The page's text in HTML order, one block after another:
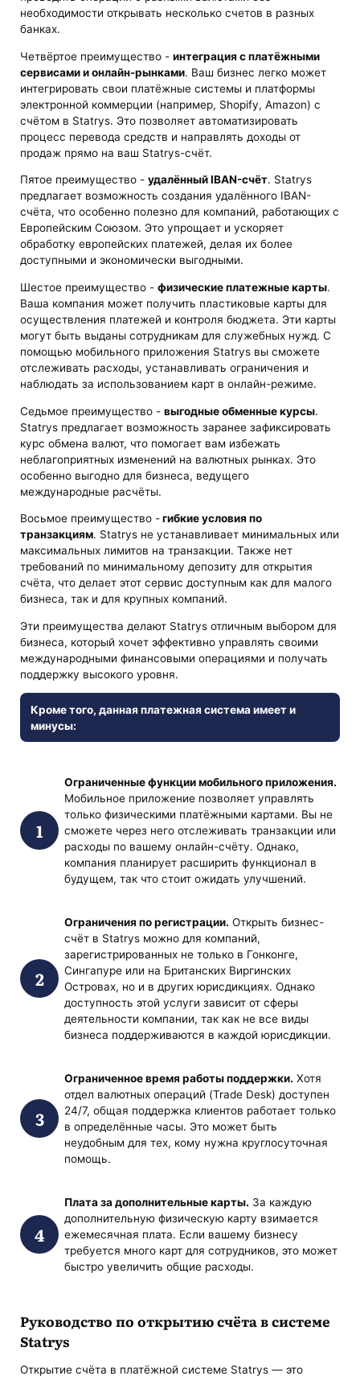
необходимости открывать несколько счетов в разных
банках.
Четвёртое преимущество -интеграция с платёжными
сервисами и онлайн-рынками. Ваш бизнес легко может
интегрировать свои платёжные системы и платформы
электронной коммерции (например, Shopify, Amazon) с
счётом в Statrys. Это позволяет автоматизировать
процесс перевода средств и направлять доходы от
продаж прямо на ваш Statrys-счёт.
Пятое преимущество -удалённый IBAN-счёт. Statrys
предлагает возможность создания удалённого IBAN-
счёта, что особенно полезно для компаний, работающих с
Европейским Союзом. Это упрощает и ускоряет
обработку европейских платежей, делая их более
доступными и экономически выгодными.
Шестое преимущество -физические платежные карты.
Ваша компания может получить пластиковые карты для
осуществления платежей и контроля бюджета. Эти карты
могут быть выданы сотрудникам для служебных нужд. С
помощью мобильного приложения Statrys вы сможете
отслеживать расходы, устанавливать ограничения и
наблюдать за использованием карт в онлайн-режиме.
Седьмое преимущество -выгодные обменные курсы.
Statrys предлагает возможность заранее зафиксировать
курс обмена валют, что помогает вам избежать
неблагоприятных изменений на валютных рынках. Это
особенно выгодно для бизнеса, ведущего
международные расчёты.
Восьмое преимущество -гибкие условия по
транзакциям. Statrys не устанавливает минимальных или
максимальных лимитов на транзакции. Также нет
требований по минимальному депозиту для открытия
счёта, что делает этот сервис доступным как для малого
бизнеса, так и для крупных компаний.
Эти преимущества делают Statrys отличным выбором для
бизнеса, который хочет эффективно управлять своими
международными финансовыми операциями и получать
поддержку высокого уровня.
Кроме того, данная платежная система имеет и
минусы:
Ограниченные функции мобильного приложения.
Мобильное приложение позволяет управлять
только физическими платёжными картами. Вы не
сможете через него отслеживать транзакции или
расходы по вашему онлайн-счёту. Однако,
компания планирует расширить функционал в
будущем, так что стоит ожидать улучшений.
Ограничения по регистрации. Открыть бизнес-
счёт в Statrys можно для компаний,
зарегистрированных не только в Гонконге,
Сингапуре или на Британских Виргинских
Островах, но и в других юрисдикциях. Однако
доступность этой услуги зависит от сферы
деятельности компании, так как не все виды
бизнеса поддерживаются в каждой юрисдикции.
Ограниченное время работы поддержки. Хотя
отдел валютных операций (Trade Desk) доступен
24/7, общая поддержка клиентов работает только
в определённые часы. Это может быть
неудобным для тех, кому нужна круглосуточная
помощь.
Плата за дополнительные карты. За каждую
дополнительную физическую карту взимается
ежемесячная плата. Если вашему бизнесу
требуется много карт для сотрудников, это может
быстро увеличить общие расходы.
Руководство по открытию счёта в системе
Statrys
Открытие счёта в платёжной системе Statrys — это